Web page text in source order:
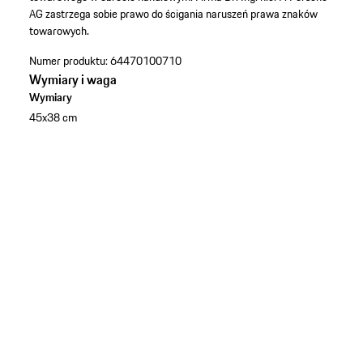
AG zastrzega sobie prawo do ścigania naruszeń prawa znaków
towarowych.
Numer produktu:64470100710
Wymiary i waga
Wymiary
45x38 cm